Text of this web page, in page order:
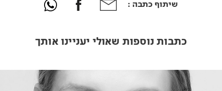
שיתוף כתבה :
כתבות נוספות שאולי יעניינו אותך